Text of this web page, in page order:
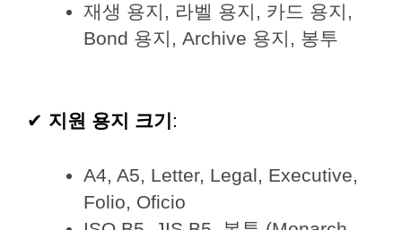
재생 용지, 라벨 용지, 카드 용지,
Bond 용지, Archive 용지, 봉투
✔ 지원 용지 크기:
A4, A5, Letter, Legal, Executive,
Folio, Oficio